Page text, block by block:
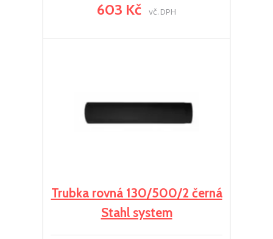
603 Kč vč. DPH
Trubka rovná 130/500/2 černá
Stahl system